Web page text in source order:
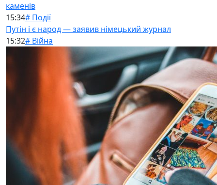
каменів
15:34# Події
Путін і є народ — заявив німецький журнал
15:32# Війна